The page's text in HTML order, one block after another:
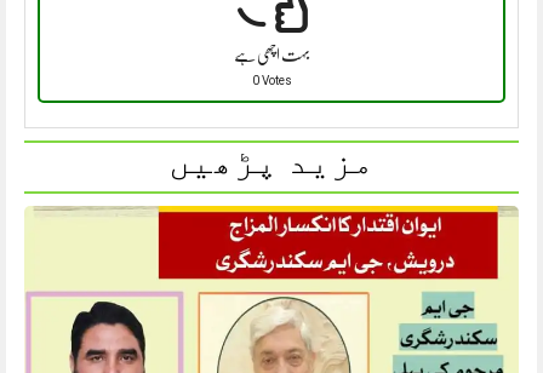
بہت اچھی ہے
0 Votes
مزید پڑھیں